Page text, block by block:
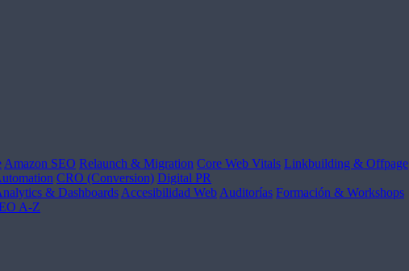
Amazon SEO Relaunch & Migration Core Web Vitals Linkbuilding & Offpage
CRO (Conversion) Digital PR
& Dashboards Accesibilidad Web Auditorías Formación & Workshops
A-Z